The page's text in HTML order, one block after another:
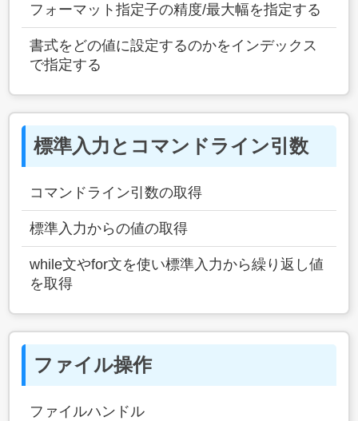
フォーマット指定子の精度/最大幅を指定する
書式をどの値に設定するのかをインデックス
で指定する
標準入力とコマンドライン引数
コマンドライン引数の取得
標準入力からの値の取得
while文やfor文を使い標準入力から繰り返し値
を取得
ファイル操作
ファイルハンドル